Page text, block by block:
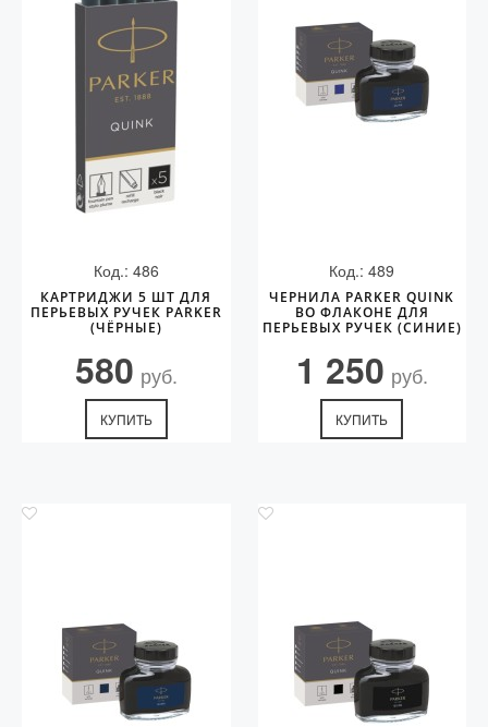
Код.: 486
КАРТРИДЖИ 5 ШТ ДЛЯ
ПЕРЬЕВЫХ РУЧЕК PARKER
(ЧЁРНЫЕ)
580 руб.
КУПИТЬ
Код.: 489
ЧЕРНИЛА PARKER QUINK
ВО ФЛАКОНЕ ДЛЯ
ПЕРЬЕВЫХ РУЧЕК (СИНИЕ)
1 250 руб.
КУПИТЬ